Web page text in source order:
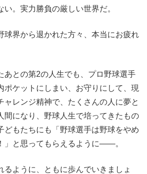
。実力勝負の厳しい世界だ。
界から退かれた方々、本当にお疲れ
との第2の人生でも、プロ野球選手
ポケットにしまい、お守りにして、現
ャレンジ精神で、たくさんの人に夢と
間になり、野球人生で培ってきたもの
どもたちにも「野球選手は野球をやめ
」と思ってもらえるように――。
ように、ともに歩んでいきましょ